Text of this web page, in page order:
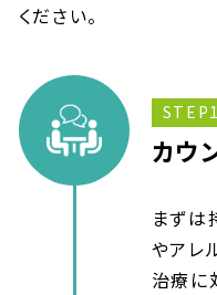
ください。
STEP1
カウ
まずは
やアレ
治療に